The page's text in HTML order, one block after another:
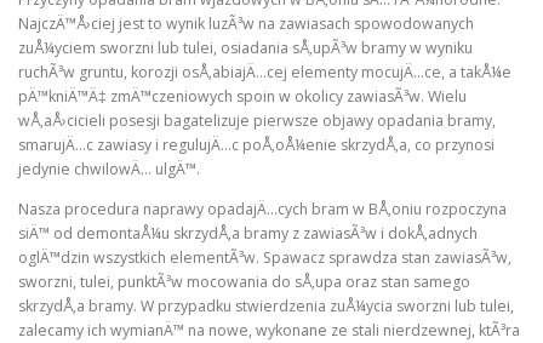
NajczÄ™Å›ciej jest to wynik luzÃ³w na zawiasach spowodowanych
zuÅ¼yciem sworzni lub tulei, osiadania sÅ‚upÃ³w bramy w wyniku
ruchÃ³w gruntu, korozji osÅ‚abiajÄ…cej elementy mocujÄ…ce, a takÅ¼e
pÄ™kniÄ™Ä‡ zmÄ™czeniowych spoin w okolicy zawiasÃ³w. Wielu
wÅ‚aÅ›cicieli posesji bagatelizuje pierwsze objawy opadania bramy,
smarujÄ…c zawiasy i regulujÄ…c poÅ‚oÅ¼enie skrzydÅ‚a, co przynosi
jedynie chwilowÄ… ulgÄ™.
Nasza procedura naprawy opadajÄ…cych bram w BÅ‚oniu rozpoczyna
siÄ™ od demontaÅ¼u skrzydÅ‚a bramy z zawiasÃ³w i dokÅ‚adnych
oglÄ™dzin wszystkich elementÃ³w. Spawacz sprawdza stan zawiasÃ³w,
sworzni, tulei, punktÃ³w mocowania do sÅ‚upa oraz stan samego
skrzydÅ‚a bramy. W przypadku stwierdzenia zuÅ¼ycia sworzni lub tulei,
zalecamy ich wymianÄ™ na nowe, wykonane ze stali nierdzewnej, ktÃ³ra